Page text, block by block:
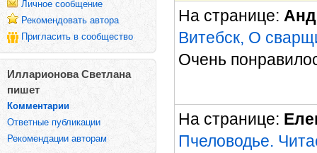
Личное сообщение
Рекомендовать автора
Пригласить в сообщество
Илларионова Светлана
пишет
Комментарии
Ответные публикации
Рекомендации авторам
На странице:
Витебск, О
Очень
На странице:
Пчеловодье.